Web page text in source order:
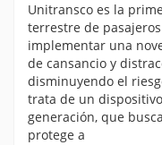
Unitransco es la
terrestre de
implementar una
de cansancio y
disminuyendo el
trata de un
generación, que
protege a